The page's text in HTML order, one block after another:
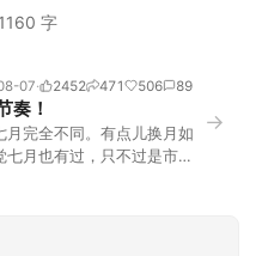
1160 字
07 2452 471 506 89
奏！
月完全不同。有点儿换月如
月也有过，只不过是市场
→